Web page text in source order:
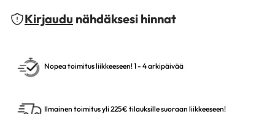
Kirjaudu nähdäksesi hinnat
Nopea toimitus liikkeeseen! 1 - 4 arkipäivää
Ilmainen toimitus yli 225€ tilauksille suoraan liikkeeseen!